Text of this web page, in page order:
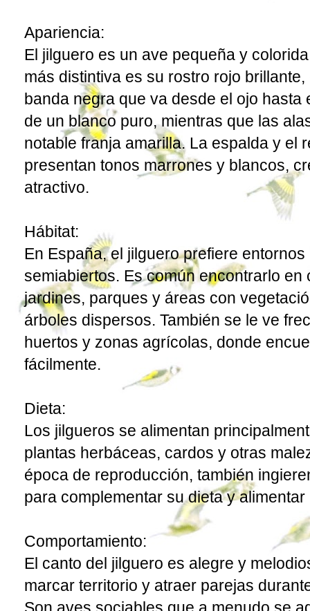
Apariencia:
El jilguero es un ave pequeña y
más distintiva es su rostro rojo
banda negra que va desde el ojo hasta
de un blanco puro, mientras que las
notable franja amarilla. La espalda y el
presentan tonos marrones y blancos,
atractivo.
Hábitat:
En España, el jilguero prefiere
semiabiertos. Es común encontrarlo en
jardines, parques y áreas con
árboles dispersos. También se le ve
huertos y zonas agrícolas, donde
fácilmente.
Dieta:
Los jilgueros se alimentan
plantas herbáceas, cardos y otras
época de reproducción, también
para complementar su dieta y
Comportamiento:
El canto del jilguero es alegre y
marcar territorio y atraer parejas
Son aves sociables que a menudo se